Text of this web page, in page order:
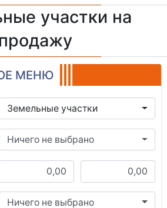
участки на
продажу
МЕНЮ
Земельные участки
Ничего не выбрано
Ничего не выбрано